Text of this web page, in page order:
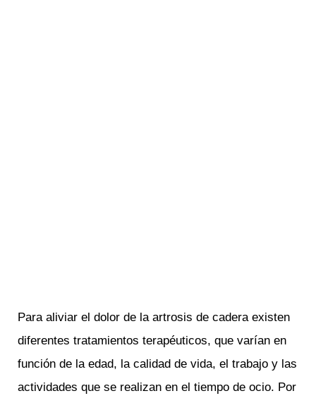
Para aliviar el dolor de la artrosis de cadera existen
diferentes tratamientos terapéuticos, que varían en
función de la edad, la calidad de vida, el trabajo y las
actividades que se realizan en el tiempo de ocio. Por